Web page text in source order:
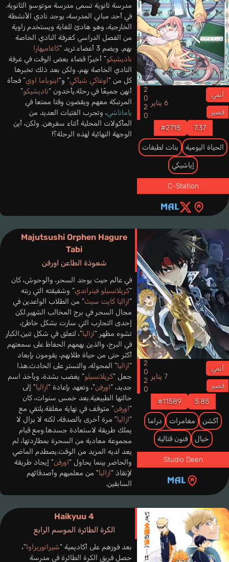
أنمي
قصير
6 يناير 2020
7.37
#2715
الحياة اليومية بنات لطيفات
إياشيكي
C-Station
مدرسة ثانوية تسمى مدرسة موتوسو الثانوية.
في أحد مباني المدرسة، يوجد نادي الأنشطة
الخارجية، وهو هادئ للغاية ويستخدم زاوية
من الفصل الدراسي كغرفة النادي الخاصة
بهم. ويضم 3 أعضاء.تريد “
كاغاميهارا
ناديشيكو” أخيرًا قضاء بعض الوقت في غرفة
النادي الخاصة بهم، ولكن بعد ذلك تخبرها
كل من “اوغاكي شياكي” و“اينوياما اوي” فجأة
أنهن جميعًا في رحلة.يأخدون “ناديشيكو”
المرتبكة معهم ويقضون وقتا ممتعا في
ياماناشي، وتجرب الفتيات العديد من
المأكولات المحلية أثناء سفرهن. ولكن، أين
الوجهة النهائية لهذه الرحلة؟!
Majutsushi Orphen Hagure
Tabi
شعوذة الطاعن اورفن
أنمي
قصير
7 يناير 2020
5.85
#11589
أكشن مغامرات دراما
خيال فنون قتالية
Studio Deen
في عالم حيث يوجد السحر، والوحوش، كان
“كريلانسيلو فينراندي” وشقيقته التي ربته
“ازاليا كايت سيث” من الطلاب الواعدين في
مجال السحر في برج المخالب الشهير.لكن
إحدى التجارب التي سارت بشكل خاطئ،
تشوه مظهر “ازاليا”، لتعلق في شكل تنين.الكبار
في البرج، والذين يهمهم الحفاظ على سمعتهم
أكثر حتى من حياة طلابهم، يقومون بإبعاد
“ازاليا” المحولة، والتستر على الحادث.هذا
جعل “كريلانسيلو” يغضب بشدة، ويأخذ اسم
جديد، “اورفن”، وتعهد بإعادة “ازاليا” إلى
حالتها الطبيعية.بعد خمس سنوات، كان
“اورفن” متوقف في نهاية مغلقة.يلتقي مع
“ازاليا” مرة أخرى بالصدفة، لكنه لا يزال لا
يملك طريقة لاستعادة جسدها.ومع قيام
مجموعة معادية من السحرة بمطاردتها، لم
يعد لديه المزيد من الوقت.يصطدم الماضي
والحاضر بينما يحاول “اورفن” إيجاد طريقة
لإنقاذ “ازاليا” من معلميهم وأصدقائهم
السابقين.
Haikyuu 4
الكرة الطائرة الموسم الرابع
بعد فوزهم على أكاديمية “شيراتوريزاوا“،
حصل فريق الكرة الطائرة في مدرسة